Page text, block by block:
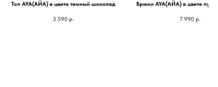
Топ AYA(АЙА) в цвете темный шоколад
3 590 р.
Брюки AYA(АЙА) в цвете
7 990 р.